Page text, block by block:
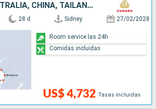
SINGAPUR, AUSTRALIA, CHINA, TAILANDIA, FILIPINAS, INDONESIA
28 d Sidney 27/02/2028
US$ 4,732 Tasas incluidas
Room service las 24h
Comidas incluidas